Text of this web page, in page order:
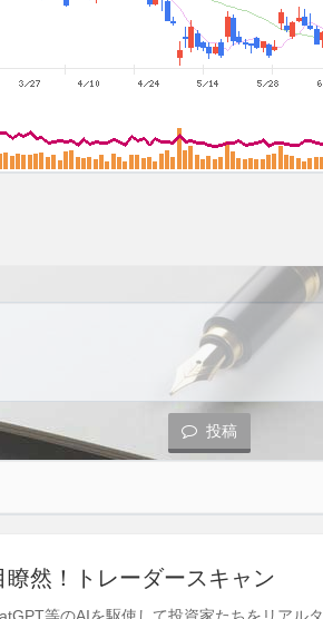
投稿
然！トレーダースキャン